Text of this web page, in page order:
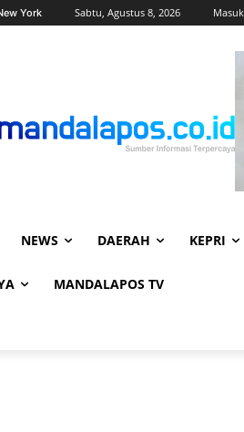
York Sabtu, Agustus 8, 2026
NEWS DAERAH KEPRI
MANDALAPOS TV